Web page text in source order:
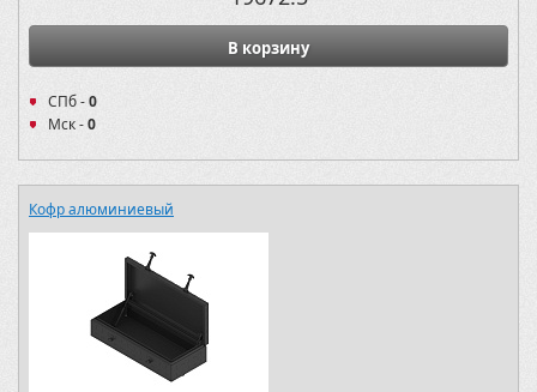
В корзину
СПб -0
Мск -0
Кофр алюминиевый